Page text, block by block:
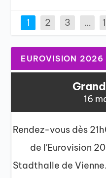
1 2 3 …
EUROVISION 2026
16
Rendez-vous dès
de l'Eurovision
Stadthalle de